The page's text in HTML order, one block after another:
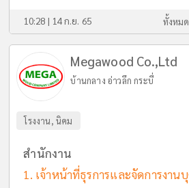
10:28 | 14 ก.ย. 65 ทั้งหม
Megawood Co.,Ltd
บ้านกลาง อ่าวลึก กระบี่
โรงงาน, นิคม
สำนักงาน
เจ้าหน้าที่ธุรการและจัดการงาน